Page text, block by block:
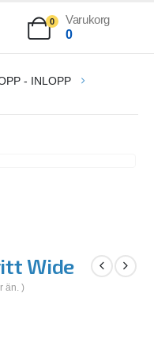
0
Varukorg
0
- INLOPP
Wide
än. )